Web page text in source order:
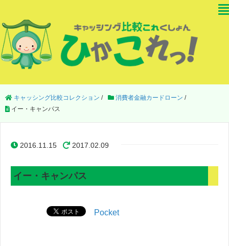
キャッシング比較コレクション / 消費者金融カードローン /
イー・キャンパス
2016.11.15 2017.02.09
イー・キャンパス
Pocket